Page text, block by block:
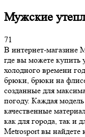
Мужские
71
В интернет-магазине
где вы можете
холодного времени
брюки, брюки на
созданные для
погоду. Каждая
качественные
как для города, так и
Metrosport вы найдете